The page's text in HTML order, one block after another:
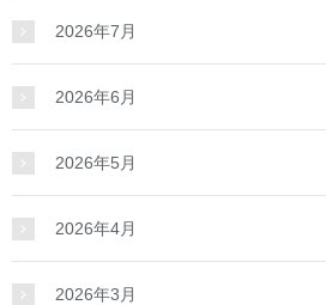
2026年7月
2026年6月
2026年5月
2026年4月
2026年3月